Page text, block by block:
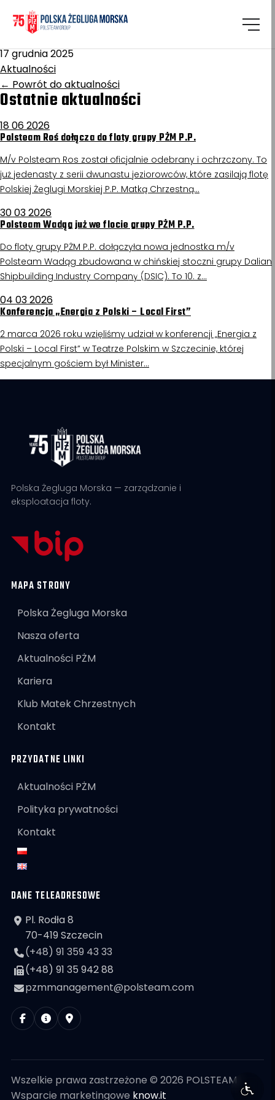
Homepage
Turoszów/Lake Avery
17 grudnia 2025
Aktualności
← Powrót do aktualności
Ostatnie aktualności
18 06 2026
Polsteam Roś dołącza do floty grupy PŻM P.P.
M/v Polsteam Ros został oficjalnie odebrany i ochrzczony. To
już jedenasty z serii dwunastu jeziorowców, które zasilają flotę
Polskiej Żeglugi Morskiej P.P. Matką Chrzestną…
30 03 2026
Polsteam Wadąg już we flocie grupy PŻM P.P.
Do floty grupy PŻM P.P. dołączyła nowa jednostka m/v
Polsteam Wadąg zbudowana w chińskiej stoczni grupy Dalian
Shipbuilding Industry Company (DSIC). To 10. z…
04 03 2026
Konferencja „Energia z Polski – Local First”
2 marca 2026 roku wzięliśmy udział w konferencji „Energia z
Polski – Local First” w Teatrze Polskim w Szczecinie, której
specjalnym gościem był Minister…
Polska Żegluga Morska — zarządzanie i
eksploatacja floty.
MAPA STRONY
Polska Żegluga Morska
Nasza oferta
Aktualności PŻM
Kariera
Klub Matek Chrzestnych
Kontakt
PRZYDATNE LINKI
Aktualności PŻM
Polityka prywatności
Kontakt
DANE TELEADRESOWE
Pl. Rodła 8
70-419 Szczecin
(+48) 91 359 43 33
(+48) 91 35 942 88
pzmmanagement@polsteam.com
Wszelkie prawa zastrzeżone © 2026 POLSTEAM
Wsparcie marketingowe know.it